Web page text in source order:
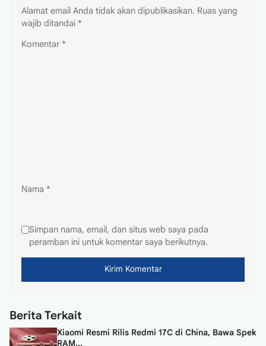
Alamat email Anda tidak akan dipublikasikan. Ruas yang
wajib ditandai *
Komentar *
Nama *
Simpan nama, email, dan situs web saya pada
peramban ini untuk komentar saya berikutnya.
Berita Terkait
Xiaomi Resmi Rilis Redmi 17C di China, Bawa Spek
RAM...